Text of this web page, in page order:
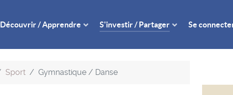
Découvrir / Apprendre S'investir / Partager Se
Sport Gymnastique / Danse